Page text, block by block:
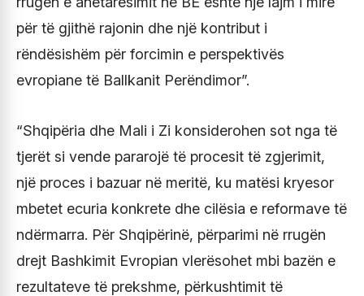
për të gjithë rajonin dhe një kontribut i
rëndësishëm për forcimin e perspektivës
evropiane të Ballkanit Perëndimor”.
“Shqipëria dhe Mali i Zi konsiderohen sot nga të
tjerët si vende pararojë të procesit të zgjerimit,
një proces i bazuar në meritë, ku matësi kryesor
mbetet ecuria konkrete dhe cilësia e reformave të
ndërmarra. Për Shqipërinë, përparimi në rrugën
drejt Bashkimit Evropian vlerësohet mbi bazën e
rezultateve të prekshme, përkushtimit të